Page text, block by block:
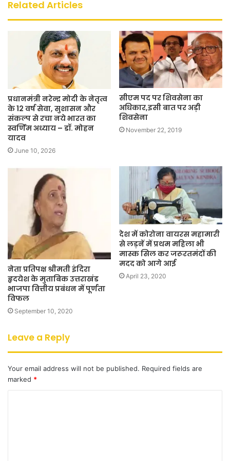
Related Articles
प्रधानमंत्री नरेन्द्र मोदी के नेतृत्व
के 12 वर्ष सेवा, सुशासन और
संकल्प से रचा नये भारत का
स्वर्णिम अध्याय – डॉ. मोहन
यादव
June 10, 2026
सीएम पद पर शिवसेना का
अधिकार,इसी बात पर अड़ी
शिवसेना
November 22, 2019
नेता प्रतिपक्ष श्रीमती इंदिरा
हृदयेश के मुताबिक उत्तराखंड
भाजपा वित्तीय प्रबंधन में पूर्णता
विफल
September 10, 2020
देश में कोरोना वायरस महामारी
से लड़नें में प्रथम महिला भी
मास्क सिल कर जरूरतमंदों की
मदद को आगे आई
April 23, 2020
Leave a Reply
Your email address will not be published. Required fields are
marked *